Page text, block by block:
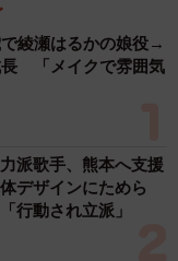
で綾瀬はるかの娘役→
長 「メイクで雰囲気
派歌手、熊本へ支援
デザインにためら
行動され立派」